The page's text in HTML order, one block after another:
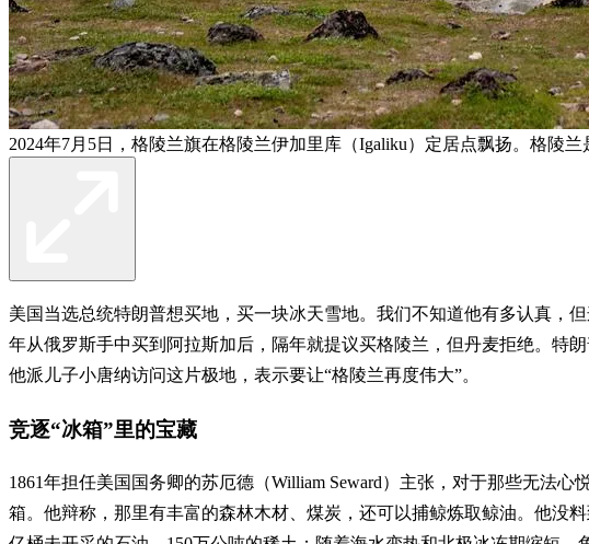
2024年7月5日，格陵兰旗在格陵兰伊加里库（Igaliku）定居点飘扬。格陵
美国当选总统特朗普想买地，买一块冰天雪地。我们不知道他有多认真，
年从俄罗斯手中买到阿拉斯加后，隔年就提议买格陵兰，但丹麦拒绝。特
他派儿子小唐纳访问这片极地，表示要让“格陵兰再度伟大”。
竞逐“冰箱”里的宝藏
1861年担任美国国务卿的苏厄德（William Seward）主张，对于那些无法
箱。他辩称，那里有丰富的森林木材、煤炭，还可以捕鲸炼取鲸油。他没